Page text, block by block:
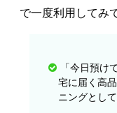
で一度利用してみ
「今日預け
宅に届く高
ニングとし